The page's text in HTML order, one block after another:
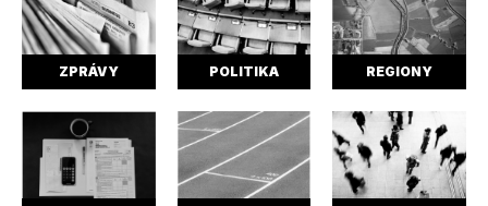
ZPRÁVY POLITIKA REGIONY